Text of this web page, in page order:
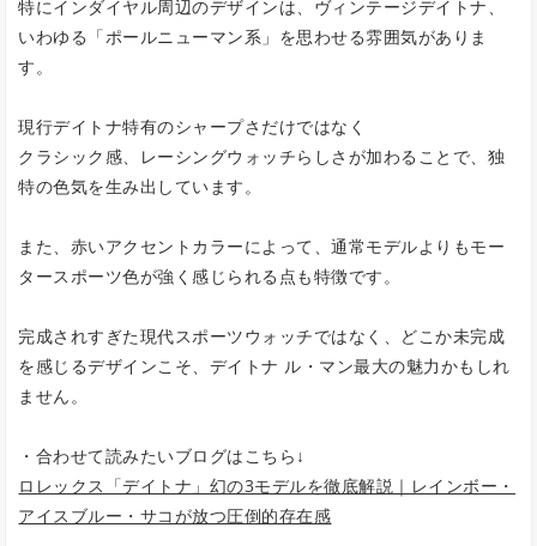
特にインダイヤル周辺のデザインは、ヴィンテージデイトナ、
いわゆる「ポールニューマン系」を思わせる雰囲気がありま
す。
現行デイトナ特有のシャープさだけではなく
クラシック感、レーシングウォッチらしさが加わることで、独
特の色気を生み出しています。
また、赤いアクセントカラーによって、通常モデルよりもモー
タースポーツ色が強く感じられる点も特徴です。
完成されすぎた現代スポーツウォッチではなく、どこか未完成
を感じるデザインこそ、デイトナ ル・マン最大の魅力かもしれ
ません。
・合わせて読みたいブログはこちら↓
ロレックス「デイトナ」幻の3モデルを徹底解説｜レインボー・
アイスブルー・サコが放つ圧倒的存在感